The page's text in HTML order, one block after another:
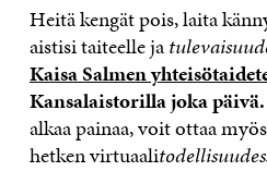
Heitä kengät pois, laita
aistisi taiteelle ja
Kaisa Salmen
Kansalaistorilla joka päivä.
alkaa painaa, voit ottaa
hetken virtuaali